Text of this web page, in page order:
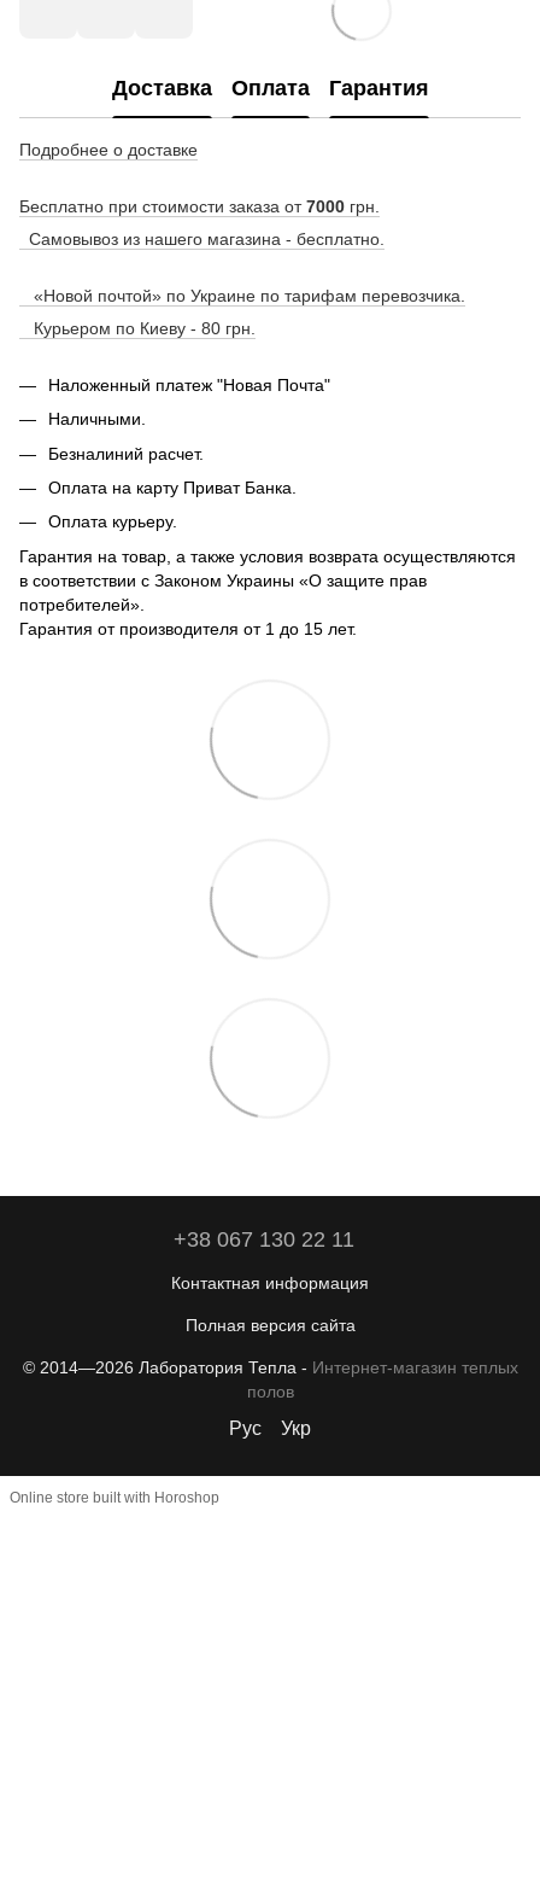
Доставка Оплата Гарантия
Подробнее о доставке
Бесплатно при стоимости заказа от7000 грн.
Самовывоз из нашего магазина - бесплатно.
«Новой почтой» по Украине по тарифам перевозчика.
Курьером по Киеву - 80 грн.
Наложенный платеж "Новая Почта"
Наличными.
Безналиний расчет.
Оплата на карту Приват Банка.
Оплата курьеру.
Гарантия на товар, а также условия возврата осуществляются
в соответствии с Законом Украины «О защите прав
потребителей».
Гарантия от производителя от 1 до 15 лет.
+38 067 130 22 11
Контактная информация
Полная версия сайта
© 2014—2026 Лаборатория Тепла - Интернет-магазин теплых
полов
Рус Укр
Online store built with Horoshop